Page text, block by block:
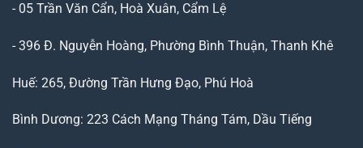
- 05 Trần Văn Cẩn, Hoà Xuân, Cẩm Lệ
- 396 Đ. Nguyễn Hoàng, Phường Bình Thuận, Thanh Khê
Huế: 265, Đường Trần Hưng Đạo, Phú Hoà
Bình Dương: 223 Cách Mạng Tháng Tám, Dầu Tiếng